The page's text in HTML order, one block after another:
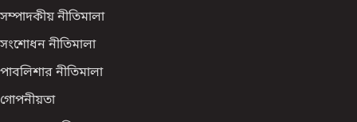
সম্পাদকীয় নীতিমালা
সংশোধন নীতিমালা
পাবলিশার নীতিমালা
গোপনীয়তা